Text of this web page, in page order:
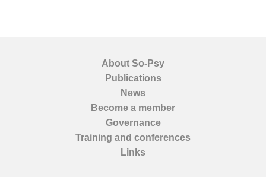
About So-Psy
Publications
News
Become a member
Governance
Training and conferences
Links